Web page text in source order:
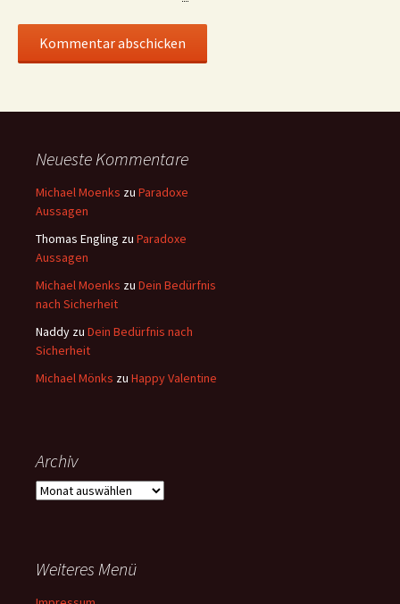
Neueste Kommentare
Michael Moenks zu Paradoxe
Aussagen
Thomas Engling zu Paradoxe
Aussagen
Michael Moenks zu Dein Bedürfnis
nach Sicherheit
Naddy zu Dein Bedürfnis nach
Sicherheit
Michael Mönks zu Happy Valentine
Archiv
Archiv
Weiteres Menü